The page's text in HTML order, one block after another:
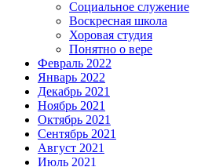
Социальное служение
Воскресная школа
Хоровая студия
Понятно о вере
Февраль 2022
Январь 2022
Декабрь 2021
Ноябрь 2021
Октябрь 2021
Сентябрь 2021
Август 2021
Июль 2021